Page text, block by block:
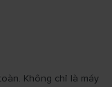
Không chỉ là máy